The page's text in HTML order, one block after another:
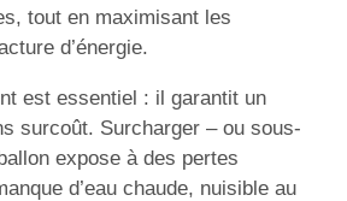
tout en maximisant les
d’énergie.
est essentiel : il garantit un
surcoût. Surcharger – ou sous-
expose à des pertes
d’eau chaude, nuisible au